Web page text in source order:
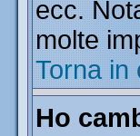
ecc.
molte
Torna in
Ho